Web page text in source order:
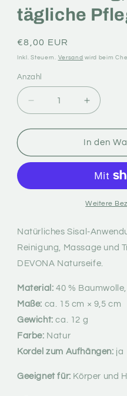
tägliche
Normaler
Preis
€8,00 EUR
Inkl. Steuern. Versand wird beim
Anzahl
Anzahl
Verringere
die
Menge
The
Sisal-
Anwendung,
Schaum
und
tägliche
Erhöhe
die
Menge
für
The
Sisal-
Cloth
Schaum
und
tägliche
In den
Weitere
Natürliches Sisal-
Reinigung, Massage und
DEVONA Naturseife.
Material: 40 % Baumwolle,
Maße: ca. 15 cm × 9,5 cm
Gewicht: ca. 12 g
Farbe: Natur
Kordel zum Aufhängen: ja
Geeignet für: Körper und